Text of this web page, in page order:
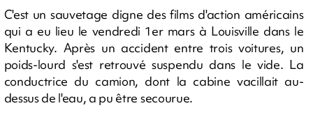
C'est un sauvetage digne des films d'action américains
qui a eu lieu le vendredi 1er mars à Louisville dans le
Kentucky. Après un accident entre trois voitures, un
poids-lourd s'est retrouvé suspendu dans le vide. La
conductrice du camion, dont la cabine vacillait au-
dessus de l'eau, a pu être secourue.